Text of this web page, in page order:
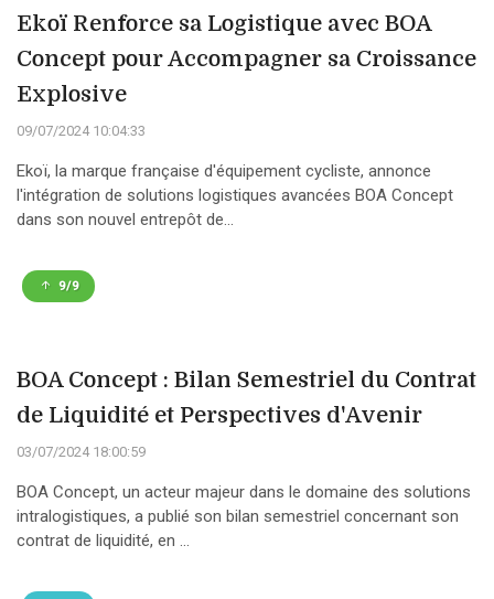
Ekoï Renforce sa Logistique avec BOA
Concept pour Accompagner sa Croissance
Explosive
09/07/2024 10:04:33
Ekoï, la marque française d'équipement cycliste, annonce
l'intégration de solutions logistiques avancées BOA Concept
dans son nouvel entrepôt de...
9/9
BOA Concept : Bilan Semestriel du Contrat
de Liquidité et Perspectives d'Avenir
03/07/2024 18:00:59
BOA Concept, un acteur majeur dans le domaine des solutions
intralogistiques, a publié son bilan semestriel concernant son
contrat de liquidité, en ...